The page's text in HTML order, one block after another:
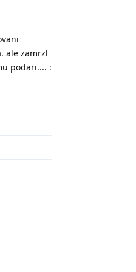
ale zamrzl
podari.... :